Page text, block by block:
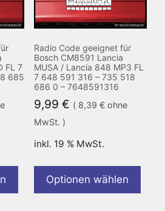
FL 7
685
Radio Code geeignet für
Bosch CM8591 Lancia
MUSA / Lancia 848 MP3 FL
7 648 591 316 – 735 518
686 0 – 7648591316
9,99 € ( 8,39 €ohne
MwSt. )
inkl. 19 % MwSt.
Optionen wählen